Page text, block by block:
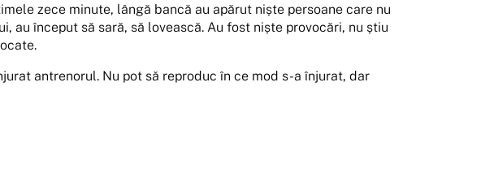
zece minute, lângă bancă au apărut niște persoane care nu
au început să sară, să lovească. Au fost niște provocări, nu știu
antrenorul. Nu pot să reproduc în ce mod s-a înjurat, dar